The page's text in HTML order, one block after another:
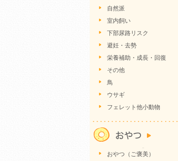
自然派
室内飼い
下部尿路リスク
避妊・去勢
栄養補助・成長・回復
その他
鳥
ウサギ
フェレット他小動物
おやつ（ご褒美）